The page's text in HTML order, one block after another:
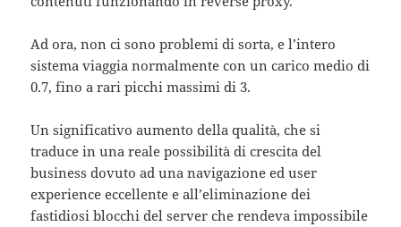
Ad ora, non ci sono problemi di sorta, e l’intero
sistema viaggia normalmente con un carico medio di
0.7, fino a rari picchi massimi di 3.
Un significativo aumento della qualità, che si
traduce in una reale possibilità di crescita del
business dovuto ad una navigazione ed user
experience eccellente e all’eliminazione dei
fastidiosi blocchi del server che rendeva impossibile